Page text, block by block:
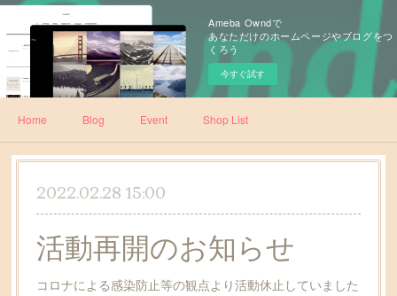
Ameba Owndで
あなただけのホームページやブログをつ
くろう
今すぐ試す
Home Blog Event Shop List
2022.02.28 15:00
活動再開のお知らせ
コロナによる感染防止等の観点より活動休止していました